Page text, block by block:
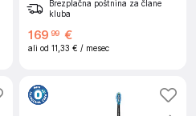
Brezplačna poštnina za člane
kluba
169 99 €
ali od 11,33 € / mesec